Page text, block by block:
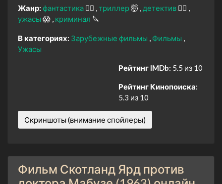
Жанр: фантастика 🧙‍♀️ триллер🤯 детектив 🕵️‍♂️
ужасы 😱 криминал 🔪
В категориях: Зарубежные фильмы
Фильмы
Ужасы
Рейтинг IMDb: 5.5 из 10
Рейтинг Кинопоиска:
5.3 из 10
Скриншоты (внимание спойлеры)
Фильм Скотланд Ярд против